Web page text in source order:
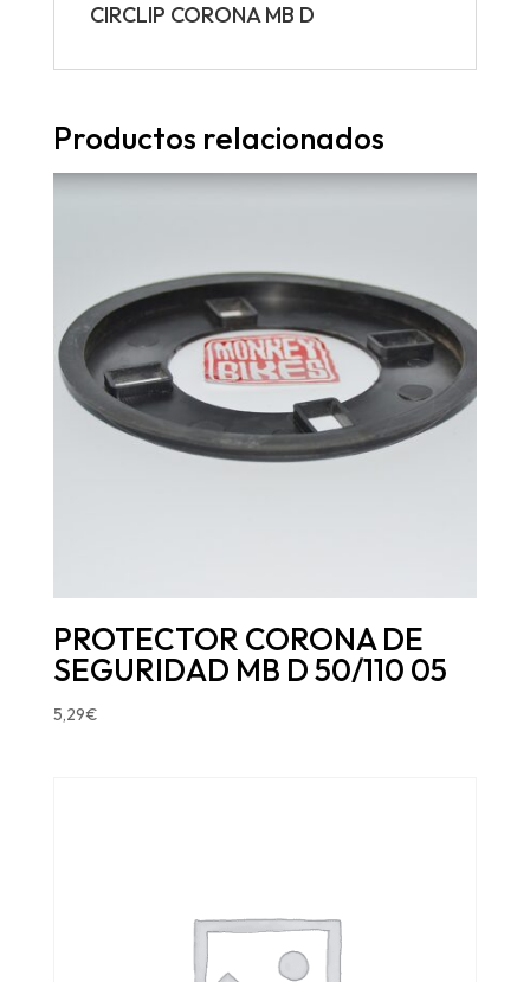
CIRCLIP CORONA MB D
Productos relacionados
PROTECTOR CORONA DE
SEGURIDAD MB D 50/110 05
5,29€